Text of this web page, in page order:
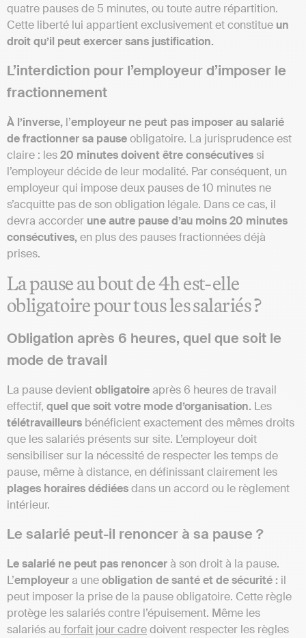
quatre pauses de 5 minutes, ou toute autre répartition.
Cette liberté lui appartient exclusivement et constitue un
droit qu’il peut exercer sans justification.
L’interdiction pour l’employeur d’imposer le
fractionnement
À l’inverse, l’employeur ne peut pas imposer au salarié
de fractionner sa pauseobligatoire. La jurisprudence est
claire : les20 minutes doivent être consécutivessi
l’employeur décide de leur modalité. Par conséquent, un
employeur qui impose deux pauses de 10 minutes ne
s’acquitte pas de son obligation légale. Dans ce cas, il
devra accorder une autre pause d’au moins 20 minutes
consécutives,en plus des pauses fractionnées déjà
prises.
La pause au bout de 4h est-elle
obligatoire pour tous les salariés ?
Obligation après 6 heures, quel que soit le
mode de travail
La pause devientobligatoireaprès 6 heures de travail
effectif, quel que soit votre mode d’organisation. Les
télétravailleurs bénéficient exactement des mêmes droits
que les salariés présents sur site. L’employeur doit
sensibiliser sur la nécessité de respecter les temps de
pause, même à distance, en définissant clairement les
plages horaires dédiéesdans un accord ou le règlement
intérieur.
Le salarié peut-il renoncer à sa pause ?
Le salarié ne peut pas renoncerà son droit à la pause.
L’employeura uneobligation de santé et de sécurité : il
peut imposer la prise de la pause obligatoire. Cette règle
protège les salariés contre l’épuisement. Même les
salariés au forfait jour cadredoivent respecter les règles